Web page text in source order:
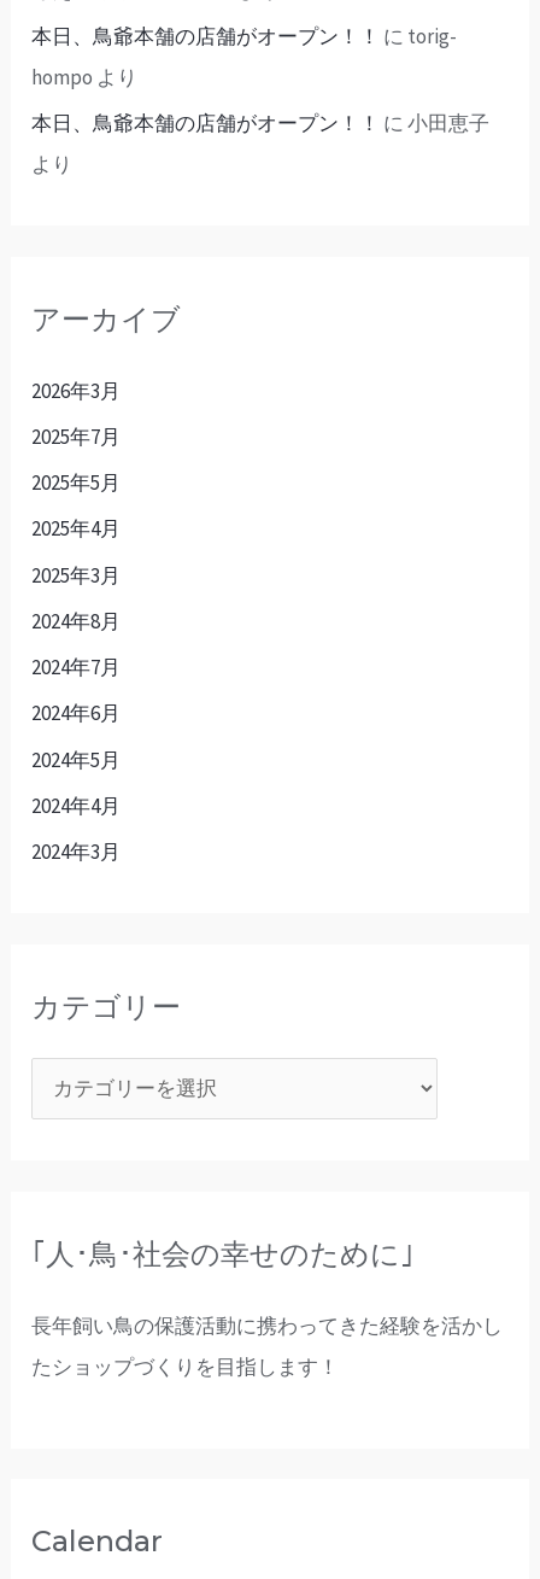
本日、鳥爺本舗の店舗がオープン！！ に torig-
hompo より
本日、鳥爺本舗の店舗がオープン！！ に小田恵子
より
アーカイブ
2026年3月
2025年7月
2025年5月
2025年4月
2025年3月
2024年8月
2024年7月
2024年6月
2024年5月
2024年4月
2024年3月
カテゴリー
｢人･鳥･社会の幸せのために｣
長年飼い鳥の保護活動に携わってきた経験を活かし
たショップづくりを目指します！
Calendar